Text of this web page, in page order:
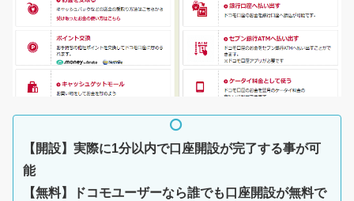
【開設】実際に1分以内で口座開設が完了する事が可
能
【無料】ドコモユーザーなら誰でも口座開設が無料で